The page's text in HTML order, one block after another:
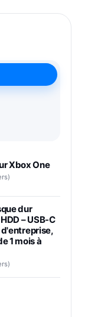
Xbox One
dur
– USB-C
d'entreprise,
1 mois à